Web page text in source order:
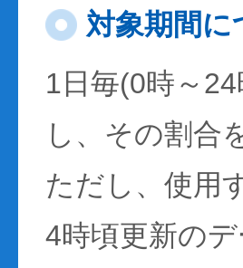
対象期間に
1日毎(0時～
し、その割合
ただし、使用
4時頃更新の